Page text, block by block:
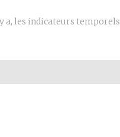
a, les indicateurs temporels